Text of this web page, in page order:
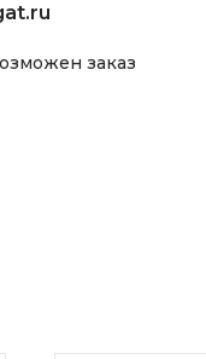
заказ